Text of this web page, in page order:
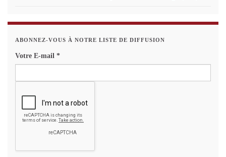
ABONNEZ-VOUS À NOTRE LISTE DE DIFFUSION
Votre E-mail *